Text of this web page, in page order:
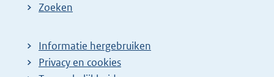
Zoeken
Informatie hergebruiken
Privacy en cookies